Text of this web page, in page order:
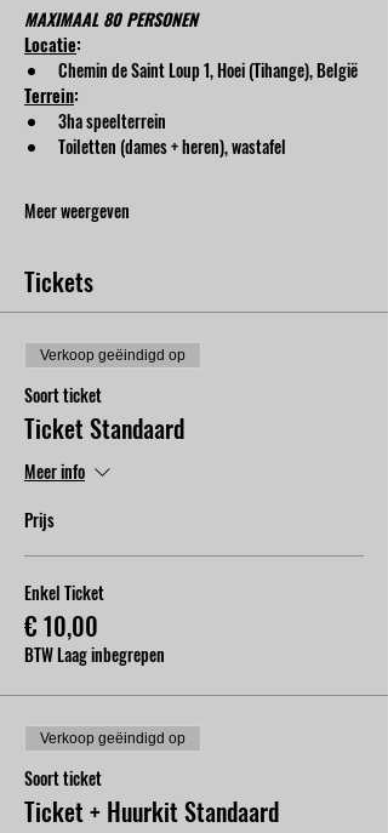
MAXIMAAL 80 PERSONEN
Locatie:
Chemin de Saint Loup 1, Hoei (Tihange), België
Terrein:
3ha speelterrein
Toiletten (dames + heren), wastafel
Meer weergeven
Tickets
Verkoop geëindigd op
Soort ticket
Ticket Standaard
Meer info
Prijs
Enkel Ticket
€ 10,00
BTW Laag inbegrepen
Verkoop geëindigd op
Soort ticket
Ticket + Huurkit Standaard